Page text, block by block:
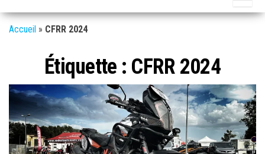
Accueil » CFRR 2024
Étiquette : CFRR 2024